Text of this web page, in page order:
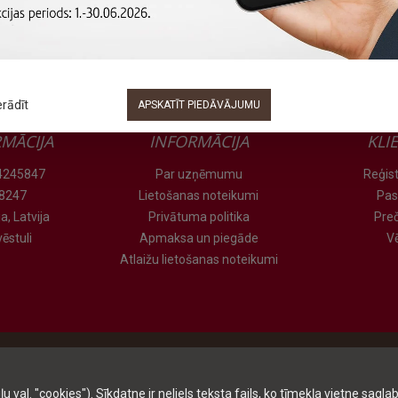
APSKATĪT PIEDĀVĀJUMU
Latvija
INFORMĀCIJA
Par uzņēmumu
Lietošanas noteikumi
Privātuma politika
Apmaksa un piegāde
Atlaižu lietošanas noteikumi
"cookies"). Sīkdatne ir neliels teksta fails, ko tīmekļa vietne